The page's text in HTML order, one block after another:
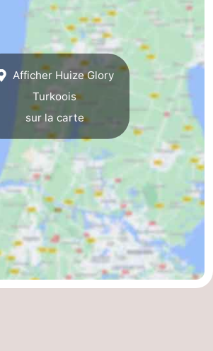
Afficher Huize Glory
Turkoois
sur la carte